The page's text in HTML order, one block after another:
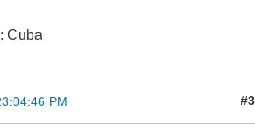
Cuba
PM #3